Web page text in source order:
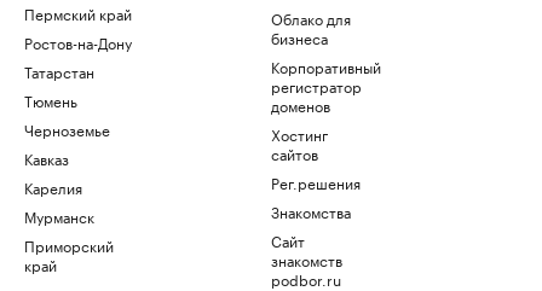
Пермский край
Ростов-на-Дону
Татарстан
Тюмень
Черноземье
Кавказ
Карелия
Мурманск
Приморский
край
Облако для
бизнеса
Корпоративный
регистратор
доменов
Хостинг
сайтов
Рег.решения
Знакомства
Сайт
знакомств
podbor.ru